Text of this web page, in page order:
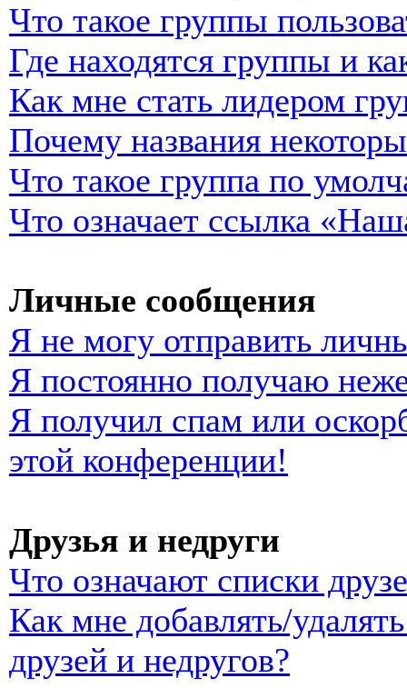
Что такое группы
Где находятся группы и
Как мне стать лидером
Почему названия
Что такое группа по
Что означает ссылка
Личные сообщения
Я не могу отправить
Я постоянно получаю
Я получил спам или
этой конференции!
Друзья и недруги
Что означают списки
Как мне добавлять/
друзей и недругов?